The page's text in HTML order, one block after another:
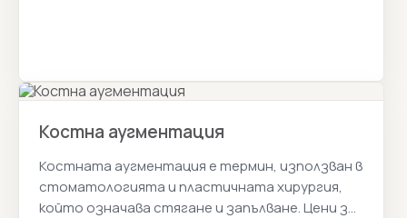
Костна аугментация
Костната аугментация е термин, използван в
стоматологията и пластичната хирургия,
който означава стягане и запълване. Цени за